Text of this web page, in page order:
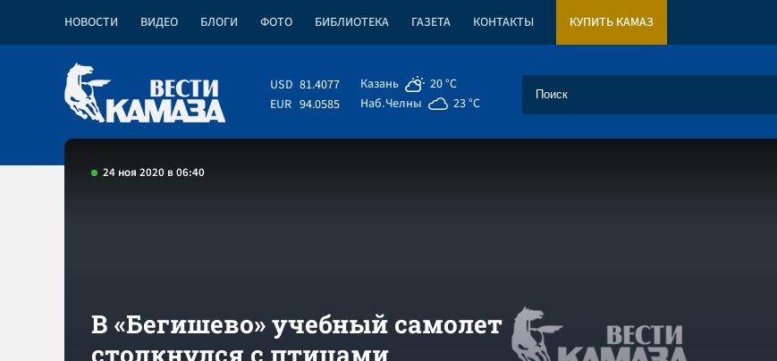
НОВОСТИ ВИДЕО БЛОГИ ФОТО БИБЛИОТЕКА ГАЗЕТА КОНТАКТЫ КУПИТЬ КАМАЗ
USD 81.4077
EUR 94.0585
Казань
20 °C
Наб.Челны
23 °C
24 ноя 2020 в 06:40
В «Бегишево» учебный самолет
столкнулся с птицами